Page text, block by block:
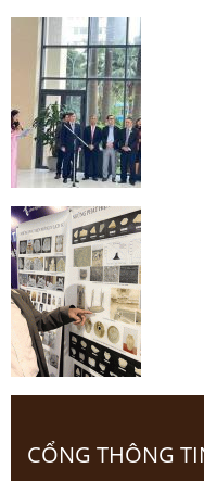
CỔNG THÔNG